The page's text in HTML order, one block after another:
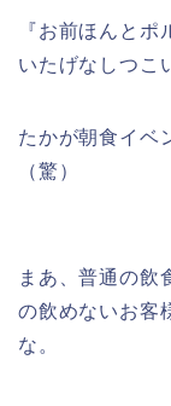
『お前ほんと
いたげなしつこ
たかが朝食イベ
（驚）
まあ、普通の飲
の飲めないお客
な。